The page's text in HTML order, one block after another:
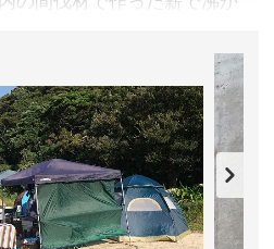
る木目の「明治(あけはる)の
メージした岩風呂風の「滑
、酒樽を使った珍しい露天
も完備しております。無料
。虹の森公園や滑床渓谷
後森城跡(かごもりじょうあ
すのに最適です。